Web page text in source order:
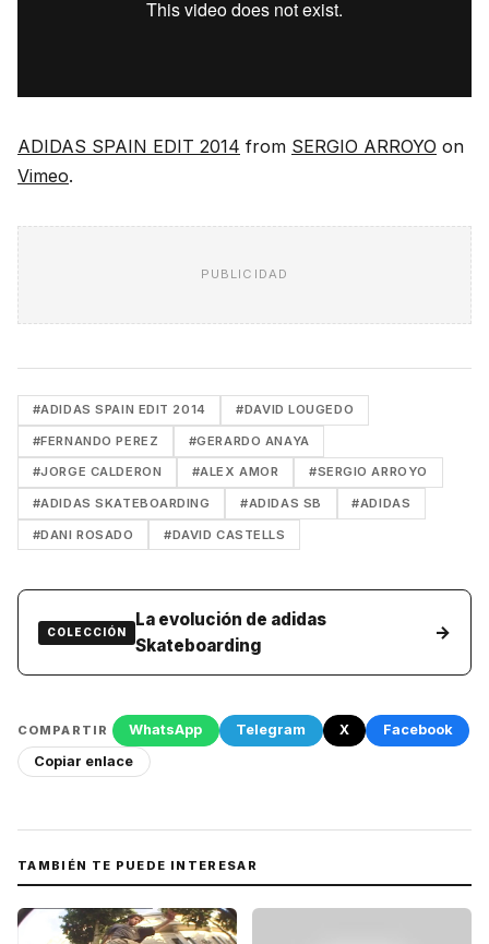
ADIDAS SPAIN EDIT 2014 from SERGIO ARROYO on
Vimeo.
PUBLICIDAD
#ADIDAS SPAIN EDIT 2014 #DAVID LOUGEDO
#FERNANDO PEREZ #GERARDO ANAYA
#JORGE CALDERON #ALEX AMOR #SERGIO ARROYO
#ADIDAS SKATEBOARDING #ADIDAS SB #ADIDAS
#DANI ROSADO #DAVID CASTELLS
COLECCIÓN
La evolución de adidas
Skateboarding
→
COMPARTIR WhatsApp Telegram X
Facebook
Copiar enlace
TAMBIÉN TE PUEDE INTERESAR